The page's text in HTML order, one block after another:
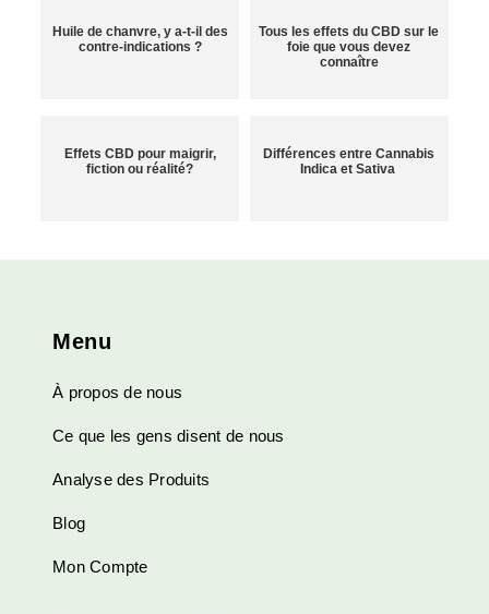
Huile de chanvre, y a-t-il des
contre-indications ?
Tous les effets du CBD sur le
foie que vous devez
connaître
Effets CBD pour maigrir,
fiction ou réalité?
Différences entre Cannabis
Indica et Sativa
Menu
À propos de nous
Ce que les gens disent de nous
Analyse des Produits
Blog
Mon Compte